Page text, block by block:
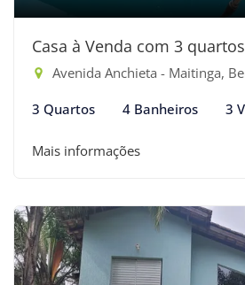
Casa à Venda com 3
Avenida Anchieta - Maitinga,
3 Quartos 4 Banheiros 3
Mais informações